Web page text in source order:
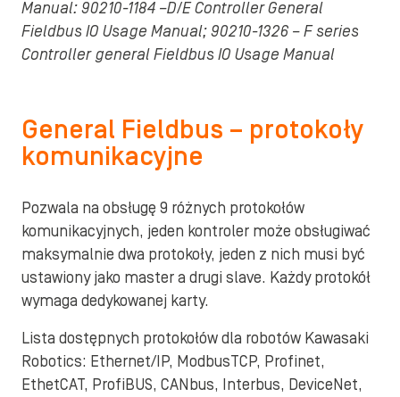
Manual: 90210-1184 –D/E Controller General
Fieldbus IO Usage Manual; 90210-1326 – F series
Controller general Fieldbus IO Usage Manual
General Fieldbus – protokoły
komunikacyjne
Pozwala na obsługę 9 różnych protokołów
komunikacyjnych, jeden kontroler może obsługiwać
maksymalnie dwa protokoły, jeden z nich musi być
ustawiony jako master a drugi slave. Każdy protokół
wymaga dedykowanej karty.
Lista dostępnych protokołów dla robotów Kawasaki
Robotics: Ethernet/IP, ModbusTCP, Profinet,
EthetCAT, ProfiBUS, CANbus, Interbus, DeviceNet,